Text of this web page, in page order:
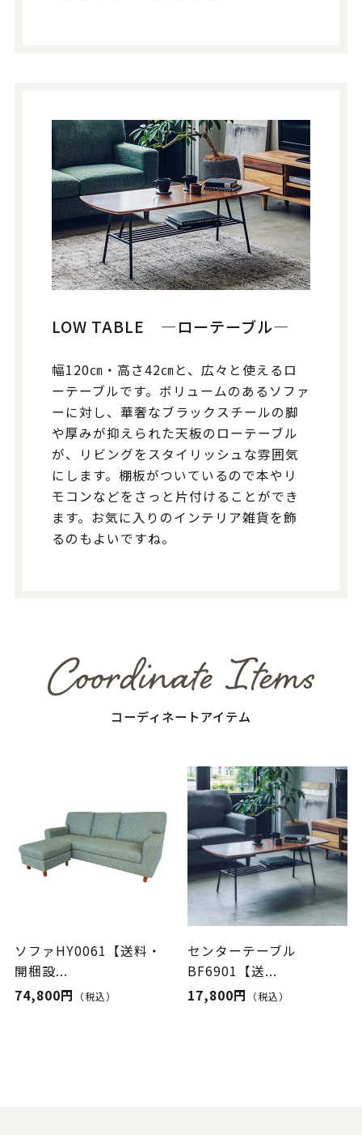
LOW TABLE ―ローテーブル―
幅120㎝・高さ42㎝と、広々と使えるロ
ーテーブルです。ボリュームのあるソファ
ーに対し、華奢なブラックスチールの脚
や厚みが抑えられた天板のローテーブル
が、リビングをスタイリッシュな雰囲気
にします。棚板がついているので本やリ
モコンなどをさっと片付けることができ
ます。お気に入りのインテリア雑貨を飾
るのもよいですね。
コーディネートアイテム
ソファHY0061【送料・
開梱設...
74,800円
（税込）
センターテーブル
BF6901【送...
17,800円
（税込）